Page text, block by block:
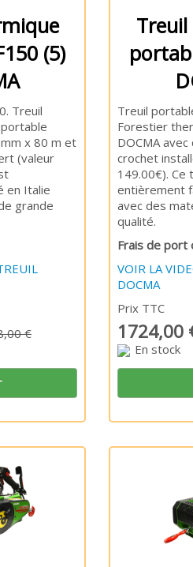
(5)
Treuil
x 80 m et
(valeur
en Italie
grande
€
Treuil
Forestier
DOCMA
crochet
149.00€). Ce
entièrement
avec des
qualité.
Frais de port
VOIR LA
DOCMA
Prix TTC
1724,00
En stock